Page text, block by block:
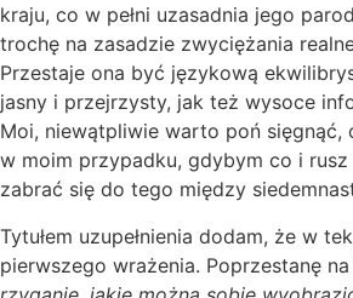
kraju, co w pełni uzasadnia jego
trochę na zasadzie zwyciężania
Przestaje ona być językową
jasny i przejrzysty, jak też wysoce
Moi, niewątpliwie warto poń sięgnąć,
w moim przypadku, gdybym co i
zabrać się do tego między
Tytułem uzupełnienia dodam, że w
pierwszego wrażenia. Poprzestanę